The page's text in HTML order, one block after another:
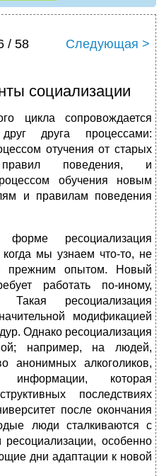
/ 58 Следующая >
социализации
цикла сопровождается
друга процессами:
отучения от старых
поведения, и
обучения новым
и правилам поведения
ресоциализация
мы узнаем что-то, не
прежним опытом. Новый
работать по-иному,
Такая ресоциализация
модификацией
Однако ресоциализация
например, на людей,
анонимных алкоголиков,
информации, которая
последствиях
после окончания
люди сталкиваются с
особенно
дни адаптации к новой